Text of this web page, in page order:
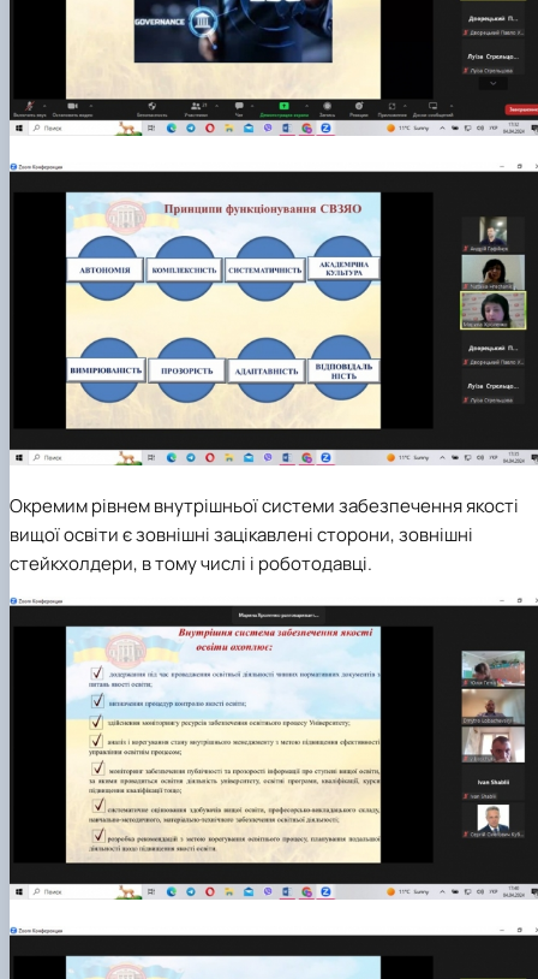
Окремим рівнем внутрішньої системи забезпечення якості
вищої освіти є зовнішні зацікавлені сторони, зовнішні
стейкхолдери, в тому числі і роботодавці.